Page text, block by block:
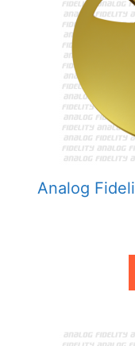
Analog